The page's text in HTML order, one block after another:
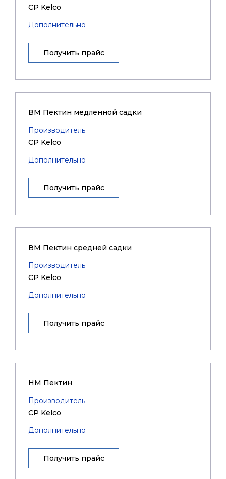
CP Kelco
Дополнительно
Получить прайс
ВМ Пектин медленной садки
Производитель
CP Kelco
Дополнительно
Получить прайс
ВМ Пектин средней садки
Производитель
CP Kelco
Дополнительно
Получить прайс
НМ Пектин
Производитель
CP Kelco
Дополнительно
Получить прайс